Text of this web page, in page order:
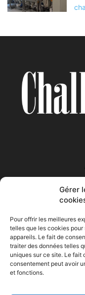
Gérer
Pour offrir les meilleures
telles que les cookies
appareils. Le fait de
traiter des données telles
uniques sur ce site. Le fait
consentement peut avoir
et fonctions.
Accueil Economie